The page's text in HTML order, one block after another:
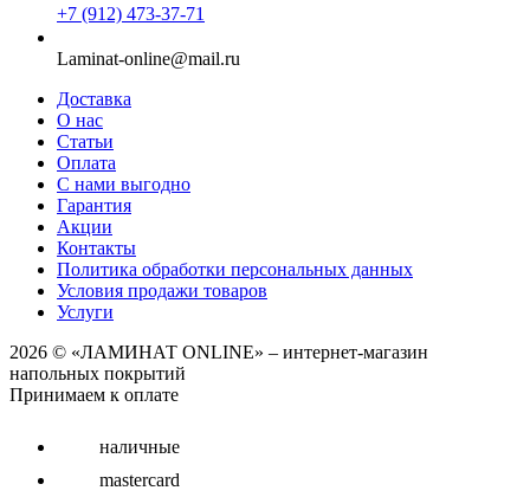
+7 (912) 473-37-71
Laminat-online@mail.ru
Доставка
О нас
Статьи
Оплата
С нами выгодно
Гарантия
Акции
Контакты
Политика обработки персональных данных
Условия продажи товаров
Услуги
2026 © «ЛАМИНАТ ONLINE» – интернет-магазин
напольных покрытий
Принимаем к оплате
наличные
mastercard